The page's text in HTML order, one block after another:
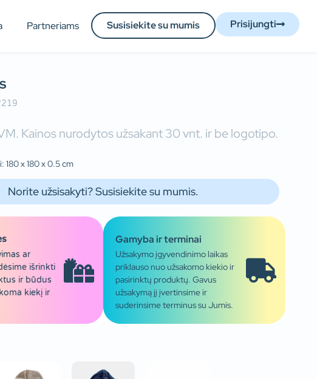
Partneriams Susisiekite su mumis Prisijungti
Kainos nurodytos užsakant 30 vnt. ir be logotipo.
180 x 180 x 0.5 cm
Norite užsisakyti? Susisiekite su mumis.
ar
išrinkti
ir būdus
kiekį ir
Gamyba ir terminai
Užsakymo įgyvendinimo laikas
priklauso nuo užsakomo kiekio ir
pasirinktų produktų. Gavus
užsakymą jį įvertinsime ir
suderinsime terminus su Jumis.